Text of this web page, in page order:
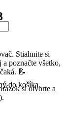
do košíka.
Stiahnite si
poznačte všetko,
📝
si otvorte a